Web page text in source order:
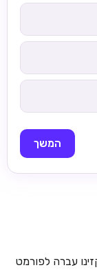
המשך
עברה לפורמט